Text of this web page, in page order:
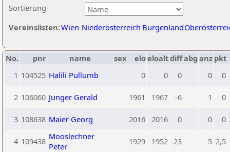
Sortierung
Vereinslisten:Wien Niederösterreich Burgenland
No. pnr name sex eloeloaltdiffabg anz pkt
1 104525 Halili Pullumb 0 0 0 0 0
2 106060 Junger Gerald 1961 1967 -6 1 0
3 108638 Maier Georg 2016 2016 0 0 0
4 109438 Mooslechner
Peter
1929 1952 -23 5 2,5